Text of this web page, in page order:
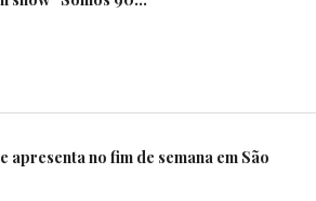
apresenta no fim de semana em São